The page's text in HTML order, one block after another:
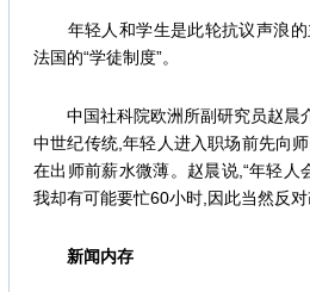
年轻人和学生是此轮抗议声浪的
法国的“学徒制度”。
中国社科院欧洲所副研究员赵晨介
中世纪传统,年轻人进入职场前先向
在出师前薪水微薄。赵晨说,“年轻人
我却有可能要忙60小时,因此当然反对
新闻内存